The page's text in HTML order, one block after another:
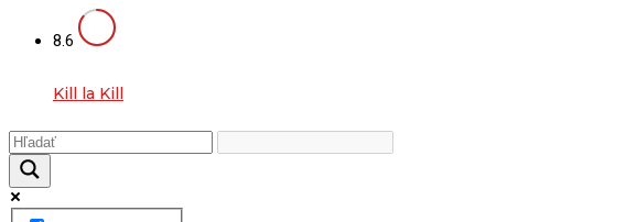
8.6
Kill la Kill